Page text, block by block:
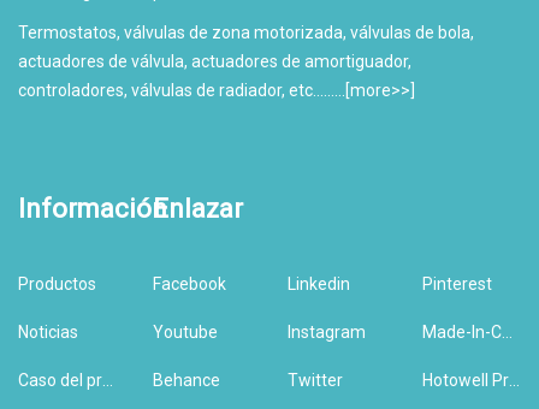
Termostatos, válvulas de zona motorizada, válvulas de bola,
actuadores de válvula, actuadores de amortiguador,
controladores, válvulas de radiador, etc.........[more>>
Información
Productos
Noticias
Enlazar
Facebook Linkedin Pinterest
Youtube Instagram
Behance Twitter